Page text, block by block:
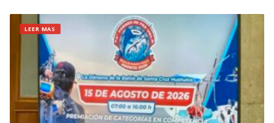
LEER MAS